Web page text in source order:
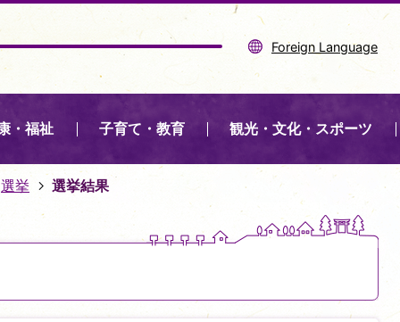
Foreign Language
・福祉 子育て・教育 観光・文化・スポーツ
選挙 選挙結果